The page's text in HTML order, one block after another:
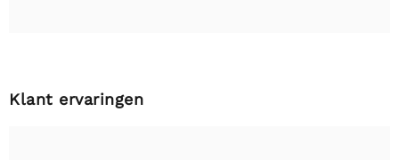
Klant ervaringen